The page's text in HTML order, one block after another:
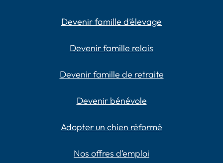
Devenir famille d’élevage
Devenir famille relais
Devenir famille de retraite
Devenir bénévole
Adopter un chien réformé
Nos offres d’emploi